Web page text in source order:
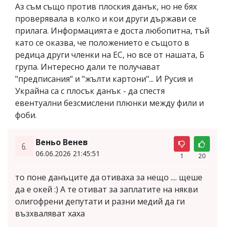
Аз съм също против плоския данък, но не бях
проверявала в колко и кои други държави се
прилага. Информацията е доста любопитна, тъй
като се оказва, че положението е същото в
редица други членки на ЕС, но все от нашата, Б
група. Интересно дали те получават
"предписания" и "жълти картони"... И Русия и
Украйна са с плосък данък - да спестя
евентуални безсмислени плюнки между фили и
фоби.
6. Веньо Венев
06.06.2026 21:45:51 1 20
то поне данъците да отиваха за нещо .... щеше
да е окей :) А те отиват за заплатите на някви
олигофрени депутати и разни медий да ги
възхваляват хаха